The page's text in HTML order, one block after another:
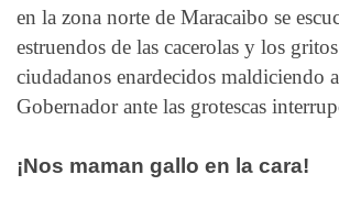
en la zona norte de Maracaibo se
estruendos de las cacerolas y los
ciudadanos enardecidos maldiciendo
Gobernador ante las grotescas
¡Nos maman gallo en la cara!